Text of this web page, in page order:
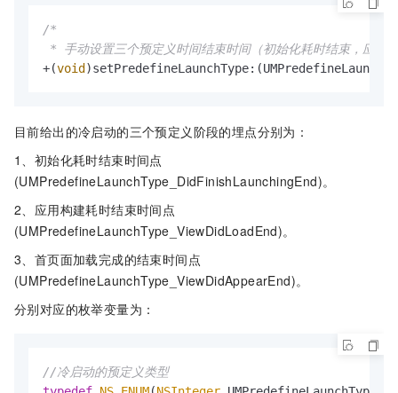
/*
* 手动设置三个预定义时间结束时间（初始化耗时结束，应
+(void
目前给出的冷启动的三个预定义阶段的埋点分别为：
1、初始化耗时结束时间点
(UMPredefineLaunchType_DidFinishLaunchingEnd)。
2、应用构建耗时结束时间点
(UMPredefineLaunchType_ViewDidLoadEnd)。
3、首页面加载完成的结束时间点
(UMPredefineLaunchType_ViewDidAppearEnd)。
分别对应的枚举变量为：
//冷启动的预定义类型